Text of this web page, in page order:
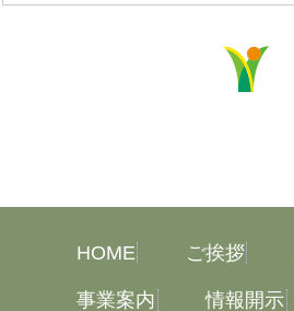
HOME ご挨拶
事業案内 情報開示